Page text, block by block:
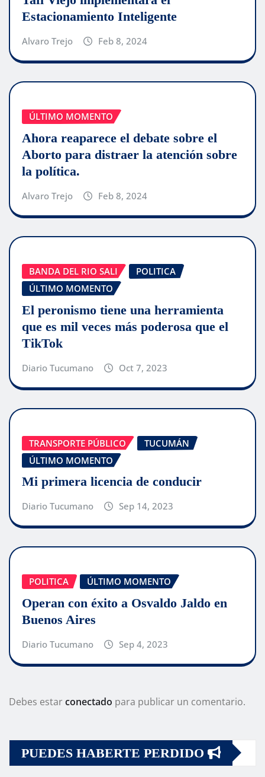
Estacionamiento Inteligente
Alvaro Trejo Feb 8, 2024
ÚLTIMO MOMENTO
Ahora reaparece el debate sobre el
Aborto para distraer la atención sobre
la política.
Alvaro Trejo Feb 8, 2024
BANDA DEL RIO SALI
POLITICA
ÚLTIMO MOMENTO
El peronismo tiene una herramienta
que es mil veces más poderosa que el
TikTok
Diario Tucumano Oct 7, 2023
TRANSPORTE PÚBLICO
TUCUMÁN
ÚLTIMO MOMENTO
Mi primera licencia de conducir
Diario Tucumano Sep 14, 2023
POLITICA ÚLTIMO MOMENTO
Operan con éxito a Osvaldo Jaldo en
Buenos Aires
Diario Tucumano Sep 4, 2023
Debes estarconectado para publicar un comentario.
PUEDES HABERTE PERDIDO